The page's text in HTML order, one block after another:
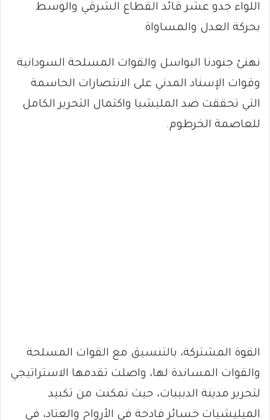
اللواء جدو عشر قائد القطاع الشرقي والوسط
بحركة العدل والمساواة
نهنئ جنودنا البواسل والقوات المسلحة السودانية
وقوات الإسناد المدني على الانتصارات الحاسمة
التي تحققت ضد المليشيا واكتمال التحرير الكامل
للعاصمة الخرطوم.
القوة المشتركة، بالتنسيق مع القوات المسلحة
والقوات المساندة لها، واصلت تقدمها الاستراتيجي
لتحرير مدينة الدبيبات، حيث تمكنت من تكبيد
الميليشيات خسائر فادحة في الأرواح والعتاد، في